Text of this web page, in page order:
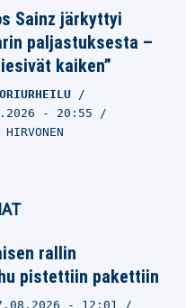
Sainz järkyttyi
paljastuksesta –
kaiken”
- 20:55
rallin
pistettiin pakettiin
- 12:01